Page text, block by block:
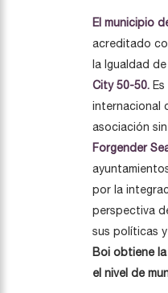
El municipio
acreditado
la Igualdad
City 50-50.
internacional
asociación
Forgender
por la
perspectiva
sus políticas
Boi obtiene
el nivel de